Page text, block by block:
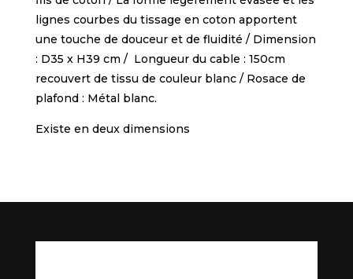
lignes courbes du tissage en coton apportent
une touche de douceur et de fluidité / Dimension
: D35 x H39 cm / Longueur du cable : 150cm
recouvert de tissu de couleur blanc / Rosace de
plafond : Métal blanc.
Existe en deux dimensions